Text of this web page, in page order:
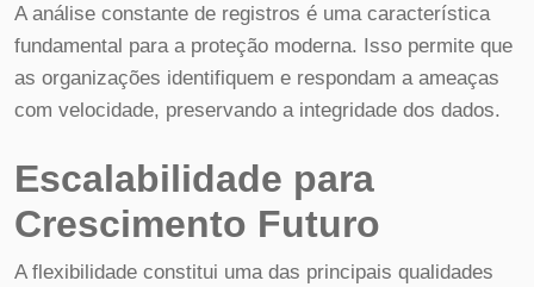
A análise constante de registros é uma característica
fundamental para a proteção moderna. Isso permite que
as organizações identifiquem e respondam a ameaças
com velocidade, preservando a integridade dos dados.
Escalabilidade para
Crescimento Futuro
A flexibilidade constitui uma das principais qualidades